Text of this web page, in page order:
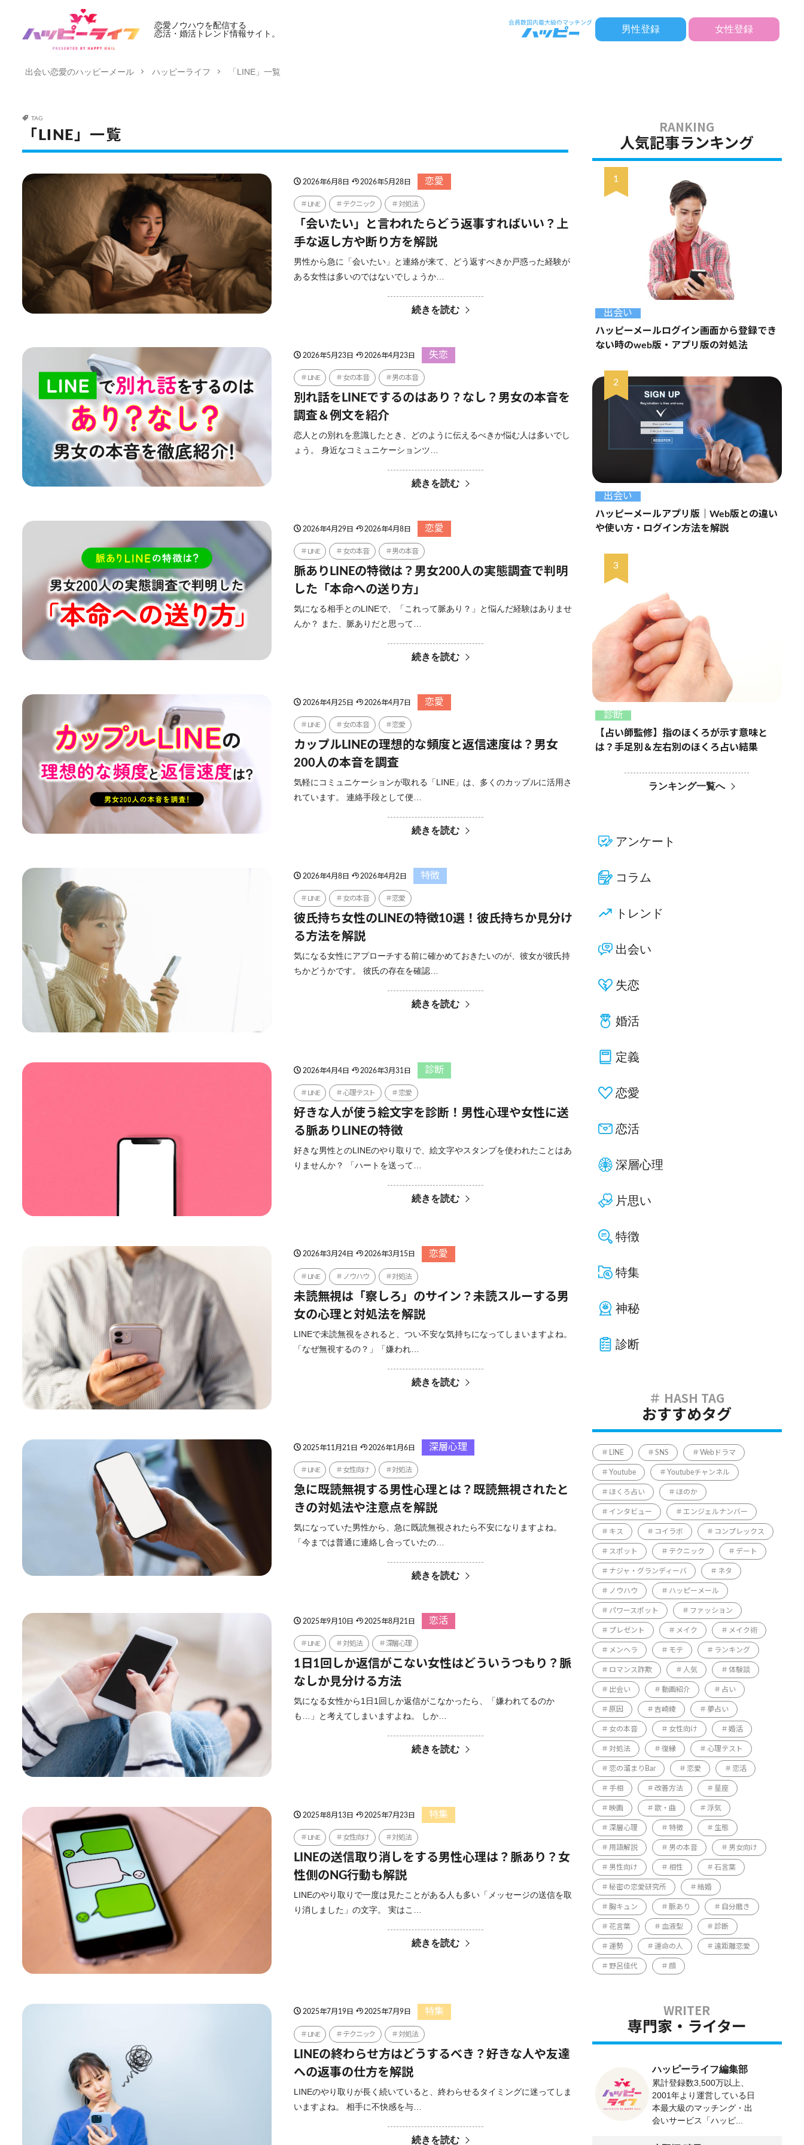
恋愛ノウハウを配信する
恋活・婚活トレンド情報サイト。
男性登録 女性登録
出会い恋愛のハッピーメール ハッピーライフ 「LINE」一覧
TAG
「LINE」一覧
2026年6月8日 2026年5月28日 恋愛
LINE テクニック 対処法
「会いたい」と言われたらどう返事すればいい？上
手な返し方や断り方を解説
男性から急に「会いたい」と連絡が来て、どう返すべきか戸惑った経験が
ある女性は多いのではないでしょうか…
続きを読む
2026年5月23日 2026年4月23日 失恋
LINE 女の本音 男の本音
別れ話をLINEでするのはあり？なし？男女の本音を
調査＆例文を紹介
恋人との別れを意識したとき、どのように伝えるべきか悩む人は多いでし
ょう。 身近なコミュニケーションツ…
続きを読む
2026年4月29日 2026年4月8日 恋愛
LINE 女の本音 男の本音
脈ありLINEの特徴は？男女200人の実態調査で判明
した「本命への送り方」
気になる相手とのLINEで、「これって脈あり？」と悩んだ経験はありませ
んか？ また、脈ありだと思って…
続きを読む
2026年4月25日 2026年4月7日 恋愛
LINE 女の本音 恋愛
カップルLINEの理想的な頻度と返信速度は？男女
200人の本音を調査
気軽にコミュニケーションが取れる「LINE」は、多くのカップルに活用さ
れています。 連絡手段として便…
続きを読む
2026年4月8日 2026年4月2日 特徴
LINE 女の本音 恋愛
彼氏持ち女性のLINEの特徴10選！彼氏持ちか見分け
る方法を解説
気になる女性にアプローチする前に確かめておきたいのが、彼女が彼氏持
ちかどうかです。 彼氏の存在を確認…
続きを読む
2026年4月4日 2026年3月31日 診断
LINE 心理テスト 恋愛
好きな人が使う絵文字を診断！男性心理や女性に送
る脈ありLINEの特徴
好きな男性とのLINEのやり取りで、絵文字やスタンプを使われたことはあ
りませんか？ 「ハートを送って…
続きを読む
2026年3月24日 2026年3月15日 恋愛
LINE ノウハウ 対処法
未読無視は「察しろ」のサイン？未読スルーする男
女の心理と対処法を解説
LINEで未読無視をされると、つい不安な気持ちになってしまいますよね。
「なぜ無視するの？」「嫌われ…
続きを読む
2025年11月21日 2026年1月6日 深層心理
LINE 女性向け 対処法
急に既読無視する男性心理とは？既読無視されたと
きの対処法や注意点を解説
気になっていた男性から、急に既読無視されたら不安になりますよね。
「今までは普通に連絡し合っていたの…
続きを読む
2025年9月10日 2025年8月21日 恋活
LINE 対処法 深層心理
1日1回しか返信がこない女性はどういうつもり？脈
なしか見分ける方法
気になる女性から1日1回しか返信がこなかったら、「嫌われてるのか
も…」と考えてしまいますよね。 しか…
続きを読む
2025年8月13日 2025年7月23日 特集
LINE 女性向け 対処法
LINEの送信取り消しをする男性心理は？脈あり？女
性側のNG行動も解説
LINEのやり取りで一度は見たことがある人も多い「メッセージの送信を取
り消しました」の文字。 実はこ…
続きを読む
2025年7月19日 2025年7月9日 特集
LINE テクニック 対処法
LINEの終わらせ方はどうするべき？好きな人や友達
への返事の仕方を解説
LINEのやり取りが長く続いていると、終わらせるタイミングに迷ってしま
いますよね。 相手に不快感を与…
続きを読む
人気記事ランキング
出会い
ハッピーメールログイン画面から登録でき
ない時のweb版・アプリ版の対処法
出会い
ハッピーメールアプリ版｜Web版との違い
や使い方・ログイン方法を解説
診断
【占い師監修】指のほくろが示す意味と
は？手足別＆左右別のほくろ占い結果
ランキング一覧へ
アンケート
コラム
トレンド
出会い
失恋
婚活
定義
恋愛
恋活
深層心理
片思い
特徴
特集
神秘
診断
おすすめタグ
LINE SNS Webドラマ
Youtube Youtubeチャンネル
ほくろ占い ほのか
インタビュー エンジェルナンバー
キス コイラボ コンプレックス
スポット テクニック デート
ナジャ・グランディーバ ネタ
ノウハウ ハッピーメール
パワースポット ファッション
プレゼント メイク メイク術
メンヘラ モテ ランキング
ロマンス詐欺 人気 体験談
出会い 動画紹介 占い
原因 吉崎綾 夢占い
女の本音 女性向け 婚活
対処法 復縁 心理テスト
恋の溜まりBar 恋愛 恋活
手相 改善方法 星座
映画 歌・曲 浮気
深層心理 特徴 生態
用語解説 男の本音 男女向け
男性向け 相性 石言葉
秘密の恋愛研究所 結婚
胸キュン 脈あり 自分磨き
花言葉 血液型 診断
運勢 運命の人 遠距離恋愛
野呂佳代 顔
専門家・ライター
ハッピーライフ編集部
累計登録数3,500万以上、
2001年より運営している日
本最大級のマッチング・出
会いサービス「ハッピ...